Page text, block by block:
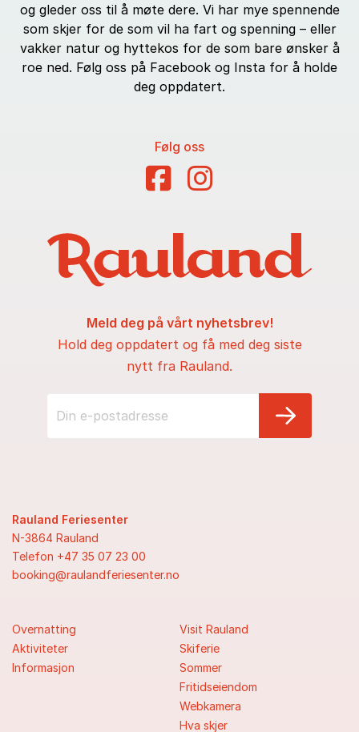
og gleder oss til å møte dere. Vi har mye spennende
som skjer for de som vil ha fart og spenning – eller
vakker natur og hyttekos for de som bare ønsker å
roe ned. Følg oss på Facebook og Insta for å holde
deg oppdatert.
Følg oss
Rauland Feriesenter
N-3864 Rauland
Telefon +47 35 07 23 00
booking@raulandferiesenter.no
Overnatting
Aktiviteter
Informasjon
Visit Rauland
Skiferie
Sommer
Fritidseiendom
Webkamera
Hva skjer
Meld deg på vårt nyhetsbrev!
Hold deg oppdatert og få med deg siste
nytt fra Rauland.